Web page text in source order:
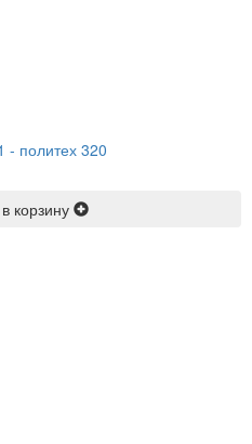
- политех 320
корзину